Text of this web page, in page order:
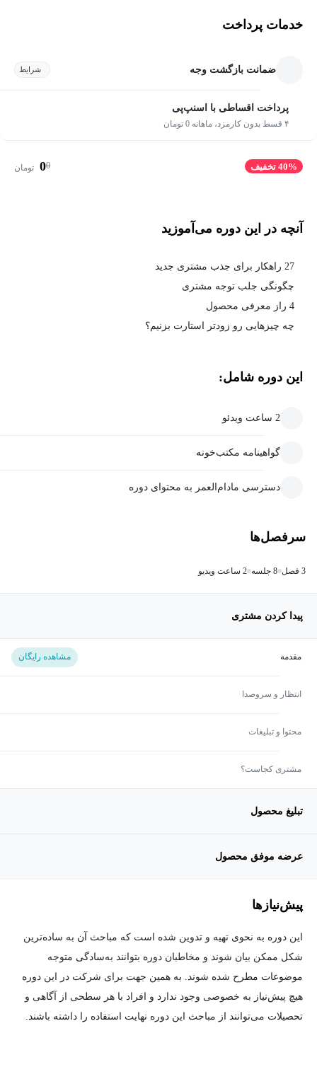
خدمات پرداخت
ضمانت بازگشت وجه شرایط
پرداخت اقساطی با اسنپ‌پی
۴ قسط بدون کارمزد، ماهانه 0 تومان
40% تخفیف 0
0 تومان
آنچه در این دوره می‌آموزید
27 راهکار برای جذب مشتری جدید
چگونگی جلب توجه مشتری
4 راز معرفی محصول
چه چیزهایی رو زودتر استارت بزنیم؟
این دوره شامل:
2 ساعت ویدئو
گواهینامه مکتب‌خونه
دسترسی مادام‌العمر به محتوای دوره
سرفصل‌ها
3 فصل 8 جلسه 2 ساعت ویدیو
پیدا کردن مشتری
مقدمه مشاهده رایگان
انتظار و سروصدا
محتوا و تبلیغات
مشتری کجاست؟
تبلیغ محصول
عرضه موفق محصول
پیش‌نیاز‌ها
این دوره به نحوی تهیه و تدوین شده است که مباحث آن به ساده‌ترین
شکل ممکن بیان شوند و مخاطبان دوره بتوانند به‌سادگی متوجه
موضوعات مطرح شده شوند. به همین جهت برای شرکت در این دوره
هیچ پیش‌نیاز به خصوصی وجود ندارد و افراد با هر سطحی از آگاهی و
تحصیلات می‌توانند از مباحث این دوره نهایت استفاده را داشته باشند.